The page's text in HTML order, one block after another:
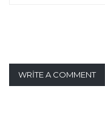
WRITE A COMMENT